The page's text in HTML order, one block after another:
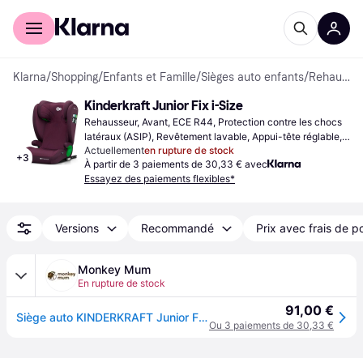
Acheter avec Klarna
Klarna/Shopping/Enfants et Famille/Sièges auto enfants/ Rehausseurs
+3
Kinderkraft Junior Fix i-Size
Rehausseur, Avant, ECE R44, Protection contre les chocs
latéraux (ASIP), Revêtement lavable, Appui-tête réglable,
Réducteur de siège nouveau-né inclus
Actuellementen rupture de stock
À partir de 3 paiements de 30,33 € avec
Essayez des paiements flexibles*
Versions Recommandé Prix avec frais de
Monkey Mum
En rupture de stock
Siège auto KINDERKRAFT Junior Fix 2 100-150 cm Cherry Pearl 91,00 €
Ou 3 paiements de 30,33 €